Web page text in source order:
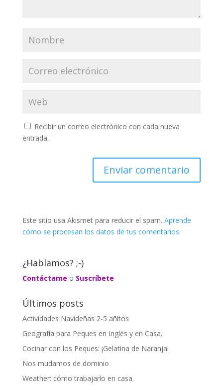
Recibir un correo electrónico con cada nueva
entrada.
Este sitio usa Akismet para reducir el spam. Aprende
cómo se procesan los datos de tus comentarios.
¿Hablamos? ;-)
Contáctame o Suscríbete
Últimos posts
Actividades Navideñas 2-5 añitos
Geografía para Peques en Inglés y en Casa.
Cocinar con los Peques: ¡Gelatina de Naranja!
Nos mudamos de dominio
Weather: cómo trabajarlo en casa